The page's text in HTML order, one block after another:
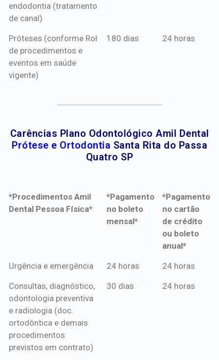
endodontia (tratamento
de canal)
Próteses (conforme Rol
de procedimentos e
eventos em saúde
vigente)
180 dias 24 horas
Carências Plano Odontológico Amil Dental
Prótese e Ortodontia Santa Rita do Passa
Quatro SP
*Procedimentos Amil
Dental Pessoa Física*
*Pagamento
no boleto
mensal*
*Pagamento
no cartão
de crédito
ou boleto
anual*
*Procedimentos Amil
*Pagamento
mensal*
*Pagamento
de crédito
Urgência e emergência 24 horas 24 horas
Consultas, diagnóstico,
odontologia preventiva
e radiologia (doc.
ortodôntica e demais
procedimentos
previstos em contrato)
30 dias 24 horas